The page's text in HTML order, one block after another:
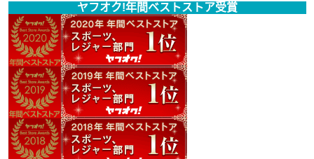
ヤフオク!年間ベストストア受賞